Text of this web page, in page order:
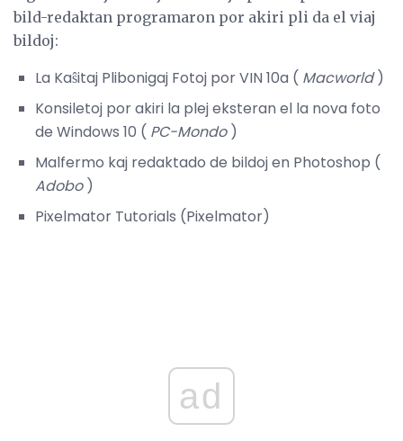
bild-redaktan programaron por akiri pli da el viaj
bildoj:
La Kaŝitaj Plibonigaj Fotoj por VIN 10a ( Macworld)
Konsiletoj por akiri la plej eksteran el la nova foto
de Windows 10 ( PC-Mondo)
Malfermo kaj redaktado de bildoj en Photoshop (
Adobo)
Pixelmator Tutorials (Pixelmator)
ad